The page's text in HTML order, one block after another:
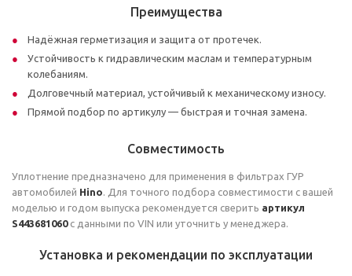
Преимущества
Надёжная герметизация и защита от протечек.
Устойчивость к гидравлическим маслам и температурным
колебаниям.
Долговечный материал, устойчивый к механическому износу.
Прямой подбор по артикулу — быстрая и точная замена.
Совместимость
Уплотнение предназначено для применения в фильтрах ГУР
автомобилей Hino. Для точного подбора совместимости с вашей
моделью и годом выпуска рекомендуется сверить артикул
S443681060с данными по VIN или уточнить у менеджера.
Установка и рекомендации по эксплуатации